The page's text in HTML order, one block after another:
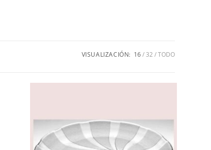
VISUALIZACIÓN: 16 32 TODO